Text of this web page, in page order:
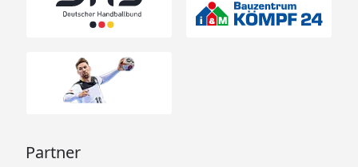
Partner